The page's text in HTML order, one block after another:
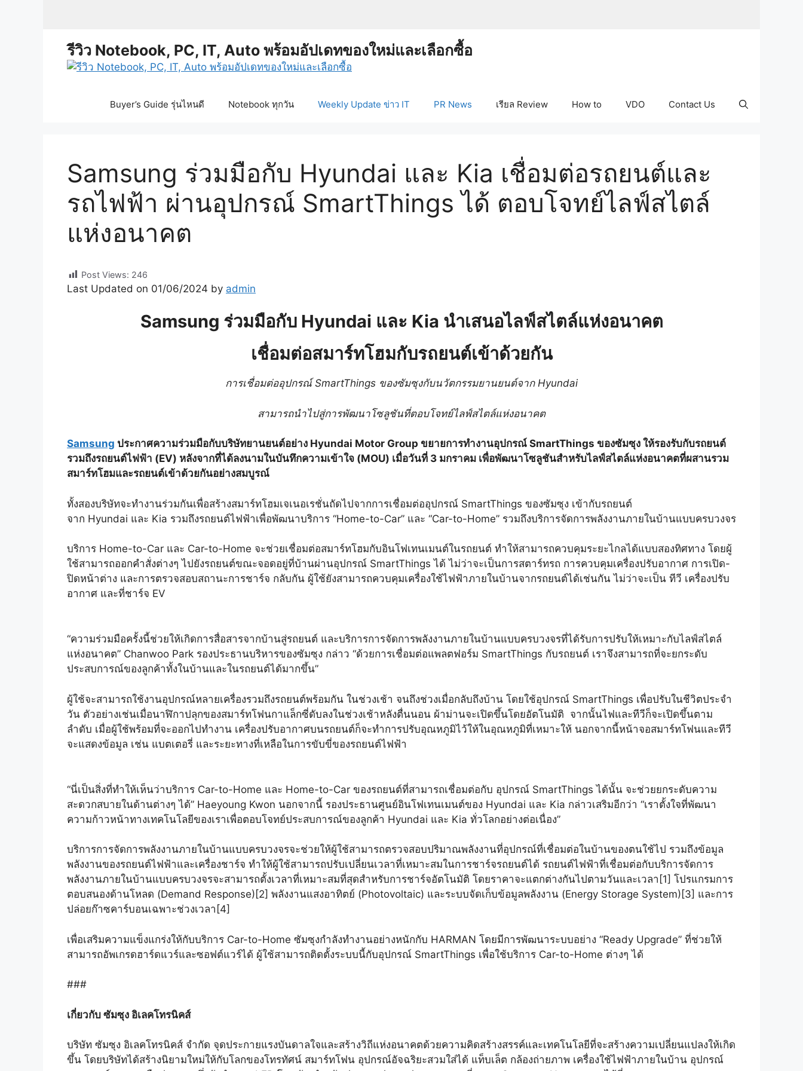
รีวิว Notebook, PC, IT, Auto พร้อมอัปเดทของใหม่และเลือกซื้อ
Buyer’s Guide รุ่นไหนดี Notebook ทุกวัน Weekly Update ข่าว IT PR News เรียล Review How to VDO Contact Us
Samsung ร่วมมือกับ Hyundai และ Kia เชื่อมต่อรถยนต์และ
รถไฟฟ้า ผ่านอุปกรณ์ SmartThings ได้ ตอบโจทย์ไลฟ์สไตล์
แห่งอนาคต
Post Views: 246
Last Updated on 01/06/2024 by admin
Samsung ร่วมมือกับ Hyundai และ Kia นำเสนอไลฟ์สไตล์แห่งอนาคต
เชื่อมต่อสมาร์ทโฮมกับรถยนต์เข้าด้วยกัน
การเชื่อมต่ออุปกรณ์ SmartThings ของซัมซุงกับนวัตกรรมยานยนต์จาก Hyundai
สามารถนำไปสู่การพัฒนาโซลูชันที่ตอบโจทย์ไลฟ์สไตล์แห่งอนาคต
Samsung ประกาศความร่วมมือกับบริษัทยานยนต์อย่าง Hyundai Motor Group ขยายการทำงานอุปกรณ์ SmartThings ของซัมซุง ให้รองรับกับรถยนต์
รวมถึงรถยนต์ไฟฟ้า (EV) หลังจากที่ได้ลงนามในบันทึกความเข้าใจ (MOU) เมื่อวันที่ 3 มกราคม เพื่อพัฒนาโซลูชันสำหรับไลฟ์สไตล์แห่งอนาคตที่ผสานรวม
สมาร์ทโฮมและรถยนต์เข้าด้วยกันอย่างสมบูรณ์
ทั้งสองบริษัทจะทำงานร่วมกันเพื่อสร้างสมาร์ทโฮมเจเนอเรชั่นถัดไปจากการเชื่อมต่ออุปกรณ์ SmartThings ของซัมซุง เข้ากับรถยนต์
จาก Hyundai และ Kia รวมถึงรถยนต์ไฟฟ้าเพื่อพัฒนาบริการ “Home-to-Car” และ “Car-to-Home” รวมถึงบริการจัดการพลังงานภายในบ้านแบบครบวงจร
บริการ Home-to-Car และ Car-to-Home จะช่วยเชื่อมต่อสมาร์ทโฮมกับอินโฟเทนเมนต์ในรถยนต์ ทำให้สามารถควบคุมระยะไกลได้แบบสองทิศทาง โดยผู้
ใช้สามารถออกคำสั่งต่างๆ ไปยังรถยนต์ขณะจอดอยู่ที่บ้านผ่านอุปกรณ์ SmartThings ได้ ไม่ว่าจะเป็นการสตาร์ทรถ การควบคุมเครื่องปรับอากาศ การเปิด-
ปิดหน้าต่าง และการตรวจสอบสถานะการชาร์จ กลับกัน ผู้ใช้ยังสามารถควบคุมเครื่องใช้ไฟฟ้าภายในบ้านจากรถยนต์ได้เช่นกัน ไม่ว่าจะเป็น ทีวี เครื่องปรับ
อากาศ และที่ชาร์จ EV
“ความร่วมมือครั้งนี้ช่วยให้เกิดการสื่อสารจากบ้านสู่รถยนต์ และบริการการจัดการพลังงานภายในบ้านแบบครบวงจรที่ได้รับการปรับให้เหมาะกับไลฟ์สไตล์
แห่งอนาคต” Chanwoo Park รองประธานบริหารของซัมซุง กล่าว “ด้วยการเชื่อมต่อแพลตฟอร์ม SmartThings กับรถยนต์ เราจึงสามารถที่จะยกระดับ
ประสบการณ์ของลูกค้าทั้งในบ้านและในรถยนต์ได้มากขึ้น”
ผู้ใช้จะสามารถใช้งานอุปกรณ์หลายเครื่องรวมถึงรถยนต์พร้อมกัน ในช่วงเช้า จนถึงช่วงเมื่อกลับถึงบ้าน โดยใช้อุปกรณ์ SmartThings เพื่อปรับในชีวิตประจำ
วัน ตัวอย่างเช่นเมื่อนาฬิกาปลุกของสมาร์ทโฟนกาแล็กซี่ดับลงในช่วงเช้าหลังตื่นนอน ผ้าม่านจะเปิดขึ้นโดยอัตโนมัติ จากนั้นไฟและทีวีก็จะเปิดขึ้นตาม
ลำดับ เมื่อผู้ใช้พร้อมที่จะออกไปทำงาน เครื่องปรับอากาศบนรถยนต์ก็จะทำการปรับอุณหภูมิไว้ให้ในอุณหภูมิที่เหมาะให้ นอกจากนี้หน้าจอสมาร์ทโฟนและทีวี
จะแสดงข้อมูล เช่น แบตเตอรี่ และระยะทางที่เหลือในการขับขี่ของรถยนต์ไฟฟ้า
“นี่เป็นสิ่งที่ทำให้เห็นว่าบริการ Car-to-Home และ Home-to-Car ของรถยนต์ที่สามารถเชื่อมต่อกับ อุปกรณ์ SmartThings ได้นั้น จะช่วยยกระดับความ
สะดวกสบายในด้านต่างๆ ได้” Haeyoung Kwon นอกจากนี้ รองประธานศูนย์อินโฟเทนเมนต์ของ Hyundai และ Kia กล่าวเสริมอีกว่า “เราตั้งใจที่พัฒนา
ความก้าวหน้าทางเทคโนโลยีของเราเพื่อตอบโจทย์ประสบการณ์ของลูกค้า Hyundai และ Kia ทั่วโลกอย่างต่อเนื่อง”
บริการการจัดการพลังงานภายในบ้านแบบครบวงจรจะช่วยให้ผู้ใช้สามารถตรวจสอบปริมาณพลังงานที่อุปกรณ์ที่เชื่อมต่อในบ้านของตนใช้ไป รวมถึงข้อมูล
พลังงานของรถยนต์ไฟฟ้าและเครื่องชาร์จ ทำให้ผู้ใช้สามารถปรับเปลี่ยนเวลาที่เหมาะสมในการชาร์จรถยนต์ได้ รถยนต์ไฟฟ้าที่เชื่อมต่อกับบริการจัดการ
พลังงานภายในบ้านแบบครบวงจรจะสามารถตั้งเวลาที่เหมาะสมที่สุดสำหรับการชาร์จอัตโนมัติ โดยราคาจะแตกต่างกันไปตามวันและเวลา[1] โปรแกรมการ
ตอบสนองด้านโหลด (Demand Response)[2] พลังงานแสงอาทิตย์ (Photovoltaic) และระบบจัดเก็บข้อมูลพลังงาน (Energy Storage System)[3] และการ
ปล่อยก๊าซคาร์บอนเฉพาะช่วงเวลา[4]
เพื่อเสริมความแข็งแกร่งให้กับบริการ Car-to-Home ซัมซุงกำลังทำงานอย่างหนักกับ HARMAN โดยมีการพัฒนาระบบอย่าง “Ready Upgrade” ที่ช่วยให้
สามารถอัพเกรดฮาร์ดแวร์และซอฟต์แวร์ได้ ผู้ใช้สามารถติดตั้งระบบนี้กับอุปกรณ์ SmartThings เพื่อใช้บริการ Car-to-Home ต่างๆ ได้
###
เกี่ยวกับ ซัมซุง อิเลคโทรนิคส์
บริษัท ซัมซุง อิเลคโทรนิคส์ จำกัด จุดประกายแรงบันดาลใจและสร้างวิถีแห่งอนาคตด้วยความคิดสร้างสรรค์และเทคโนโลยีที่จะสร้างความเปลี่ยนแปลงให้เกิด
ขึ้น โดยบริษัทได้สร้างนิยามใหม่ให้กับโลกของโทรทัศน์ สมาร์ทโฟน อุปกรณ์อัจฉริยะสวมใส่ได้ แท็บเล็ต กล้องถ่ายภาพ เครื่องใช้ไฟฟ้าภายในบ้าน อุปกรณ์